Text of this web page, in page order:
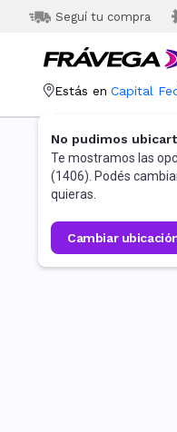
Seguí tu compra
Estás en Capital
No pudimos
Te mostramos las
(1406). Podés
quieras.
cambiar